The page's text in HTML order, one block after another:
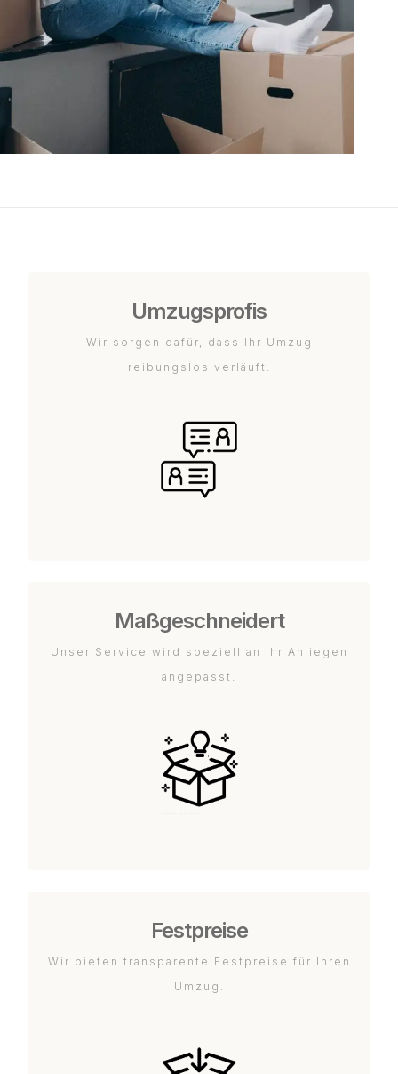
Umzugsprofis
Wir sorgen dafür, dass Ihr Umzug
reibungslos verläuft.
Maßgeschneidert
Unser Service wird speziell an Ihr Anliegen
angepasst.
Festpreise
Wir bieten transparente Festpreise für Ihren
Umzug.